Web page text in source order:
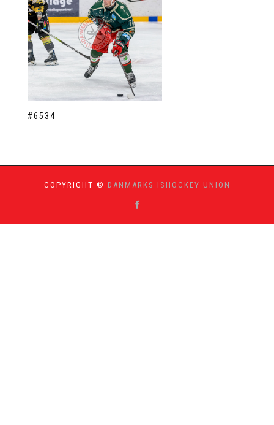
#6534
COPYRIGHT © DANMARKS ISHOCKEY UNION